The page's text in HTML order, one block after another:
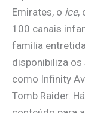
Emirates, o ice,
100 canais
família
disponibiliza
como Infinity
Tomb Raider.